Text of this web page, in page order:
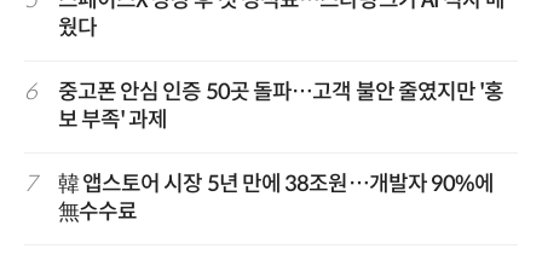
웠다
6
중고폰 안심 인증 50곳 돌파…고객 불안 줄였지만 '홍
보 부족' 과제
7
韓 앱스토어 시장 5년 만에 38조원…개발자 90%에
無수수료